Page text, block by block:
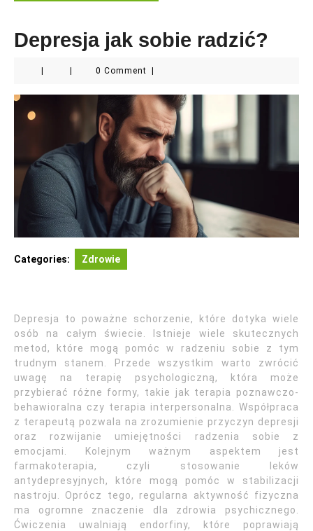
Depresja jak sobie radzić?
0 Comment
Categories: Zdrowie
Depresja to poważne schorzenie, które dotyka wiele
osób na całym świecie. Istnieje wiele skutecznych
metod, które mogą pomóc w radzeniu sobie z tym
trudnym stanem. Przede wszystkim warto zwrócić
uwagę na terapię psychologiczną, która może
przybierać różne formy, takie jak terapia poznawczo-
behawioralna czy terapia interpersonalna. Współpraca
z terapeutą pozwala na zrozumienie przyczyn depresji
oraz rozwijanie umiejętności radzenia sobie z
emocjami. Kolejnym ważnym aspektem jest
farmakoterapia, czyli stosowanie leków
antydepresyjnych, które mogą pomóc w stabilizacji
nastroju. Oprócz tego, regularna aktywność fizyczna
ma ogromne znaczenie dla zdrowia psychicznego.
Ćwiczenia uwalniają endorfiny, które poprawiają